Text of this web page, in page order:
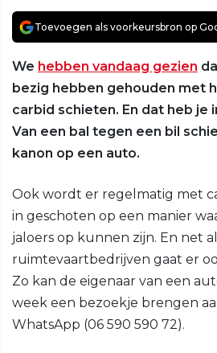
Toevoegen als voorkeursbron op
We hebben vandaag gezien
bezig hebben gehouden met
carbid schieten. En dat heb je
Van een bal tegen een bil
kanon op een auto.
Ook wordt er regelmatig met
in geschoten op een manier
jaloers op kunnen zijn. En net
ruimtevaartbedrijven gaat er
Zo kan de eigenaar van een
week een bezoekje brengen
WhatsApp (06 590 590 72).